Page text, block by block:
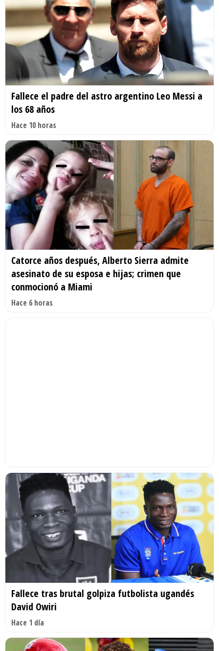
Fallece el padre del astro argentino Leo Messi a
los 68 años
Hace 10 horas
Catorce años después, Alberto Sierra admite
asesinato de su esposa e hijas; crimen que
conmocionó a Miami
Hace 6 horas
Fallece tras brutal golpiza futbolista ugandés
David Owiri
Hace 1 día